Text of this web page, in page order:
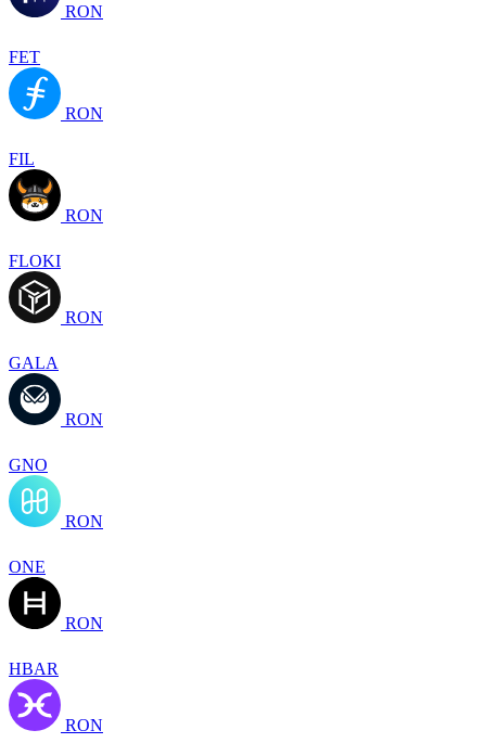
RON
FET
RON
FIL
RON
FLOKI
RON
GALA
RON
GNO
RON
ONE
RON
HBAR
RON